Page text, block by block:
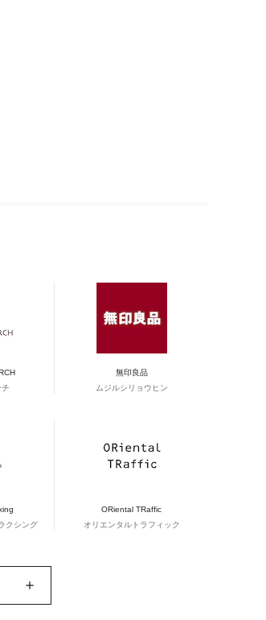
無印良品
ムジルシリョウヒン
クシング
ORiental TRaffic
オリエンタルトラフィック